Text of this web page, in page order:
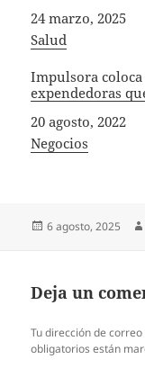
Fecha
24 marzo, 2025
In relation to
Salud
Impulsora
expendedoras
Fecha
20 agosto, 2022
In relation to
Negocios
Publicado
6 agosto, 2025
Deja un
Tu dirección de
obligatorios están